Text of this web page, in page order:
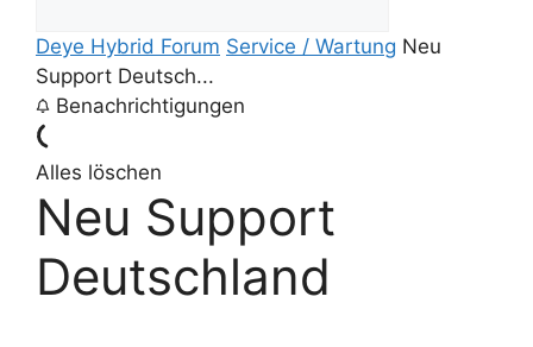
Deye Hybrid Forum Service / Wartung Neu
Support Deutsch...
Benachrichtigungen
Alles löschen
Neu Support
Deutschland